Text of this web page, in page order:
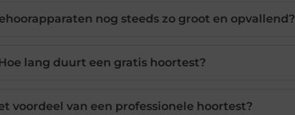
nog steeds zo groot en opvallend?
Hoe lang duurt een gratis hoortest?
voordeel van een professionele hoortest?